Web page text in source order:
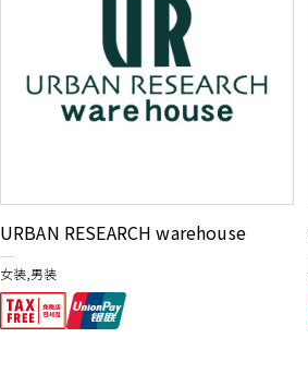
URBAN RESEARCH warehouse
女装,男装